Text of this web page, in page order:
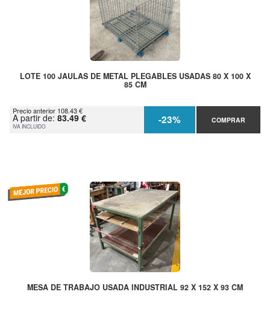
LOTE 100 JAULAS DE METAL PLEGABLES USADAS 80 X 100 X
85 CM
Precio anterior 108.43 €
A partir de: 83.49 €
IVA INCLUIDO -23% COMPRAR
MESA DE TRABAJO USADA INDUSTRIAL 92 X 152 X 93 CM